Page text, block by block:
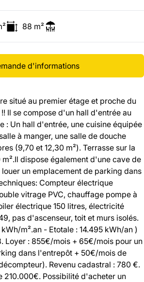
88 m²
d'informations
situé au premier étage et proche du
Il se compose d'un hall d'entrée au
: Un hall d'entrée, une cuisine équipée
à manger, une salle de douche
(9,70 et 12,30 m²). Terrasse sur la
dispose également d'une cave de
un emplacement de parking dans
Compteur électrique
vitrage PVC, chauffage pompe à
électrique 150 litres, électricité
pas d'ascenseur, toit et murs isolés.
kWh/m².an - Etotale : 14.495 kWh/an )
Loyer : 855€/mois + 65€/mois pour un
dans l'entrepôt + 50€/mois de
Revenu cadastral : 780 €.
210.000€. Possibilité d'acheter un